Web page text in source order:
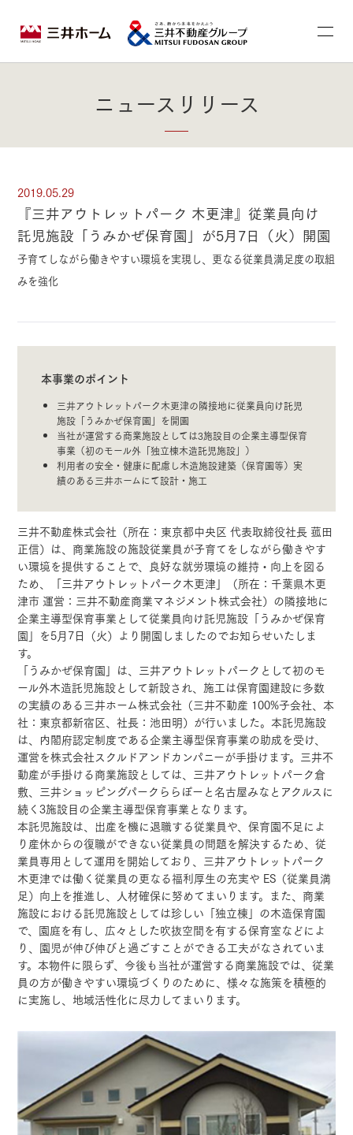
ニュースリリース
2019.05.29
『三井アウトレットパーク 木更津』従業員向け
託児施設「うみかぜ保育園」が5月7日（火）開園
子育てしながら働きやすい環境を実現し、更なる従業員満足度の取組
みを強化
本事業のポイント
三井アウトレットパーク木更津の隣接地に従業員向け託児
施設「うみかぜ保育園」を開園
当社が運営する商業施設としては3施設目の企業主導型保育
事業（初のモール外「独立棟木造託児施設」）
利用者の安全・健康に配慮し木造施設建築（保育園等）実
績のある三井ホームにて設計・施工
三井不動産株式会社（所在：東京都中央区 代表取締役社長 菰田
正信）は、商業施設の施設従業員が子育てをしながら働きやす
い環境を提供することで、良好な就労環境の維持・向上を図る
ため、「三井アウトレットパーク木更津」（所在：千葉県木更
津市 運営：三井不動産商業マネジメント株式会社）の隣接地に
企業主導型保育事業として従業員向け託児施設「うみかぜ保育
園」を5月7日（火）より開園しましたのでお知らせいたしま
す。
「うみかぜ保育園」は、三井アウトレットパークとして初のモ
ール外木造託児施設として新設され、施工は保育園建設に多数
の実績のある三井ホーム株式会社（三井不動産 100%子会社、本
社：東京都新宿区、社長：池田明）が行いました。本託児施設
は、内閣府認定制度である企業主導型保育事業の助成を受け、
運営を株式会社スクルドアンドカンパニーが手掛けます。三井不
動産が手掛ける商業施設としては、三井アウトレットパーク倉
敷、三井ショッピングパークららぽーと名古屋みなとアクルスに
続く3施設目の企業主導型保育事業となります。
本託児施設は、出産を機に退職する従業員や、保育園不足によ
り産休からの復職ができない従業員の問題を解決するため、従
業員専用として運用を開始しており、三井アウトレットパーク
木更津では働く従業員の更なる福利厚生の充実や ES（従業員満
足）向上を推進し、人材確保に努めてまいります。また、商業
施設における託児施設としては珍しい「独立棟」の木造保育園
で、園庭を有し、広々とした吹抜空間を有する保育室などによ
り、園児が伸び伸びと過ごすことができる工夫がなされていま
す。本物件に限らず、今後も当社が運営する商業施設では、従業
員の方が働きやすい環境づくりのために、様々な施策を積極的
に実施し、地域活性化に尽力してまいります。